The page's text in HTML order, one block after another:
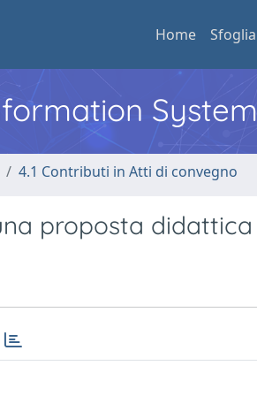
Home Sfoglia
System
4.1 Contributi in Atti di convegno
proposta didattica